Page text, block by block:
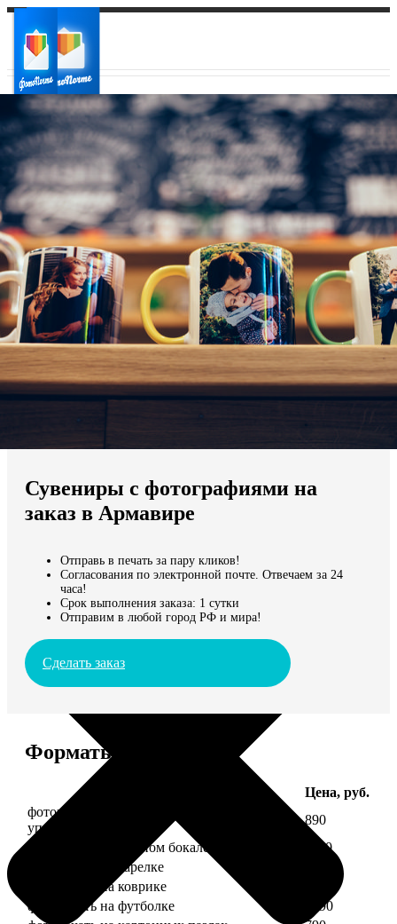
Ваш город:
Ваш регион доставки
Выберите из списка:
Мы доставляем по всему миру
Продолжить без города
Сувениры с фотографиями на
заказ в Армавире
Отправь в печать за пару кликов!
Согласования по электронной почте. Отвечаем за 24
часа!
Срок выполнения заказа: 1 сутки
Отправим в любой город РФ и мира!
Сделать заказ
Форматы и цены
Цена, руб.
фотопечать на кружке + подарочная
упаковка
890
фотопечать на пивном бокале
1190
фотопечать на тарелке
фотопечать на коврике
фотопечать на футболке
1490